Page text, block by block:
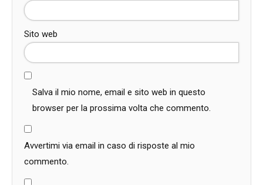
Sito web
Salva il mio nome, email e sito web in questo
browser per la prossima volta che commento.
Avvertimi via email in caso di risposte al mio
commento.